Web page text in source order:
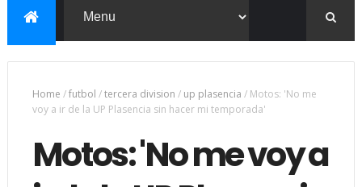
Home /futbol /tercera division / up plasencia / Motos: 'No me
voy a ir de la UP Plasencia sin hacer mi temporada'
Motos: 'No me voy a